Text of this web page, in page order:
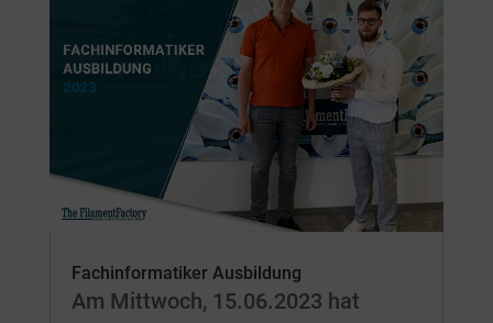
Fachinformatiker Ausbildung
Am Mittwoch, 15.06.2023 hat